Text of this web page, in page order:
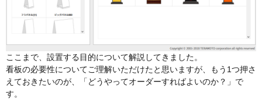
ここまで、設置する目的について解説してきました。
看板の必要性についてご理解いただけたと思いますが、もう1つ押さ
えておきたいのが、「どうやってオーダーすればよいのか？」で
す。